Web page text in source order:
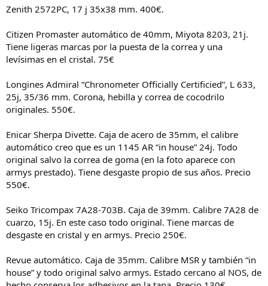
Zenith 2572PC, 17 j 35x38 mm. 400€.
Citizen Promaster automático de 40mm, Miyota 8203, 21j.
Tiene ligeras marcas por la puesta de la correa y una
levísimas en el cristal. 75€
Longines Admiral “Chronometer Officially Certificied”, L 633,
25j, 35/36 mm. Corona, hebilla y correa de cocodrilo
originales. 550€.
Enicar Sherpa Divette. Caja de acero de 35mm, el calibre
automático creo que es un 1145 AR “in house” 24j. Todo
original salvo la correa de goma (en la foto aparece con
armys prestado). Tiene desgaste propio de sus años. Precio
550€.
Seiko Tricompax 7A28-703B. Caja de 39mm. Calibre 7A28 de
cuarzo, 15j. En este caso todo original. Tiene marcas de
desgaste en cristal y en armys. Precio 250€.
Revue automático. Caja de 35mm. Calibre MSR y también “in
house” y todo original salvo armys. Estado cercano al NOS, de